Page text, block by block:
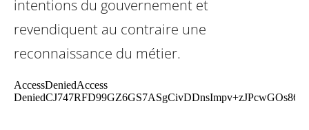
intentions du gouvernement et
revendiquent au contraire une
reconnaissance du métier.